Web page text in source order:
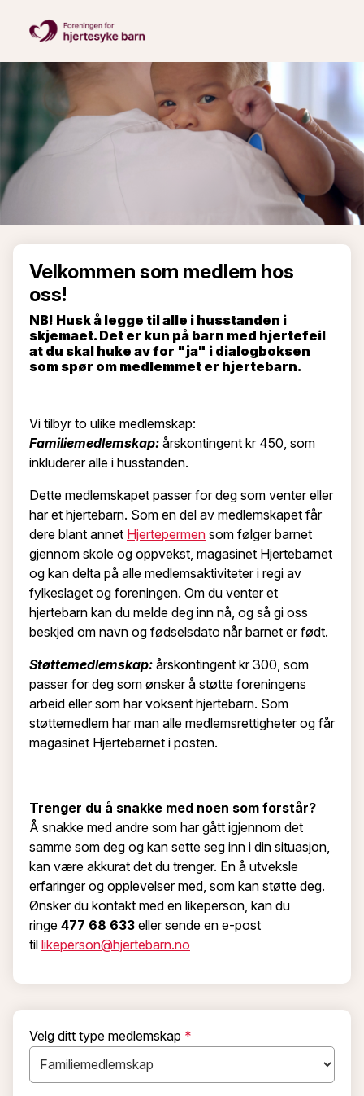
Velkommen som medlem hos
oss!
NB! Husk å legge til alle i husstanden i
skjemaet. Det er kun på barn med hjertefeil
at du skal huke av for "ja" i dialogboksen
som spør om medlemmet er hjertebarn.
Vi tilbyr to ulike medlemskap:
Familiemedlemskap: årskontingent kr 450, som
inkluderer alle i husstanden.
Dette medlemskapet passer for deg som venter eller
har et hjertebarn. Som en del av medlemskapet får
dere blant annet Hjertepermen som følger barnet
gjennom skole og oppvekst, magasinet Hjertebarnet
og kan delta på alle medlemsaktiviteter i regi av
fylkeslaget og foreningen. Om du venter et
hjertebarn kan du melde deg inn nå, og så gi oss
beskjed om navn og fødselsdato når barnet er født.
Støttemedlemskap: årskontingent kr 300, som
passer for deg som ønsker å støtte foreningens
arbeid eller som har voksent hjertebarn. Som
støttemedlem har man alle medlemsrettigheter og får
magasinet Hjertebarnet i posten.
Trenger du å snakke med noen som forstår?
Å snakke med andre som har gått igjennom det
samme som deg og kan sette seg inn i din situasjon,
kan være akkurat det du trenger. En å utveksle
erfaringer og opplevelser med, som kan støtte deg.
Ønsker du kontakt med en likeperson, kan du
ringe 477 68 633 eller sende en e-post
til likeperson@hjertebarn.no
Velg ditt type medlemskap